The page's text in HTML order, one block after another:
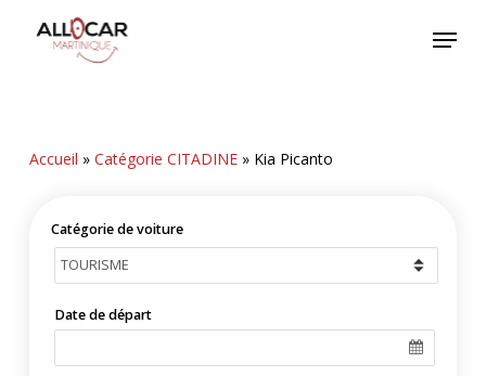
Menu
Accueil » Catégorie CITADINE» Kia Picanto
Catégorie de voiture
Date de départ